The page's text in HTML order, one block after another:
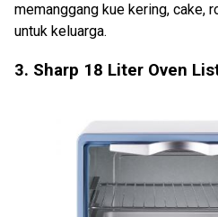
memanggang kue kering, cake,
untuk keluarga.
3. Sharp 18 Liter Oven